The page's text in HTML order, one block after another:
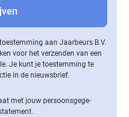
aan Jaarbeurs B.V.
voor het verzenden van een
Je kunt je toestemming te
in de nieuwsbrief.
met jouw per­soons­ge­ge­